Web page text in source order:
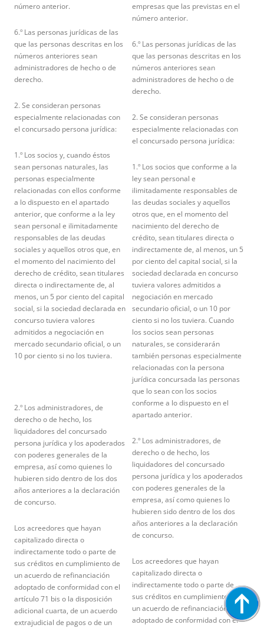
número anterior.
6.º Las personas jurídicas de las
que las personas descritas en los
números anteriores sean
administradores de hecho o de
derecho.
2. Se consideran personas
especialmente relacionadas con
el concursado persona jurídica:
1.º Los socios y, cuando éstos
sean personas naturales, las
personas especialmente
relacionadas con ellos conforme
a lo dispuesto en el apartado
anterior, que conforme a la ley
sean personal e ilimitadamente
responsables de las deudas
sociales y aquellos otros que, en
el momento del nacimiento del
derecho de crédito, sean titulares
directa o indirectamente de, al
menos, un 5 por ciento del capital
social, si la sociedad declarada en
concurso tuviera valores
admitidos a negociación en
mercado secundario oficial, o un
10 por ciento si no los tuviera.
2.º Los administradores, de
derecho o de hecho, los
liquidadores del concursado
persona jurídica y los apoderados
con poderes generales de la
empresa, así como quienes lo
hubieren sido dentro de los dos
años anteriores a la declaración
de concurso.
Los acreedores que hayan
capitalizado directa o
indirectamente todo o parte de
sus créditos en cumplimiento de
un acuerdo de refinanciación
adoptado de conformidad con el
artículo 71 bis o la disposición
adicional cuarta, de un acuerdo
extrajudicial de pagos o de un
empresas que las previstas en el
número anterior.
6.º Las personas jurídicas de las
que las personas descritas en los
números anteriores sean
administradores de hecho o de
derecho.
2. Se consideran personas
especialmente relacionadas con
el concursado persona jurídica:
1.º Los socios que conforme a la
ley sean personal e
ilimitadamente responsables de
las deudas sociales y aquellos
otros que, en el momento del
nacimiento del derecho de
crédito, sean titulares directa o
indirectamente de, al menos, un 5
por ciento del capital social, si la
sociedad declarada en concurso
tuviera valores admitidos a
negociación en mercado
secundario oficial, o un 10 por
ciento si no los tuviera. Cuando
los socios sean personas
naturales, se considerarán
también personas especialmente
relacionadas con la persona
jurídica concursada las personas
que lo sean con los socios
conforme a lo dispuesto en el
apartado anterior.
2.º Los administradores, de
derecho o de hecho, los
liquidadores del concursado
persona jurídica y los apoderados
con poderes generales de la
empresa, así como quienes lo
hubieren sido dentro de los dos
años anteriores a la declaración
de concurso.
Los acreedores que hayan
capitalizado directa o
indirectamente todo o parte de
sus créditos en cumplimiento de
un acuerdo de refinanciación
adoptado de conformidad con el